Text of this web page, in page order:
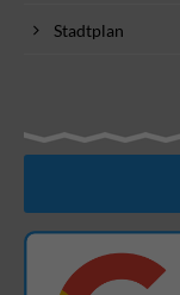
Stadtplan